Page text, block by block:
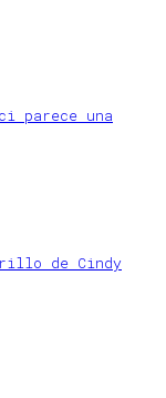
parece una
de Cindy